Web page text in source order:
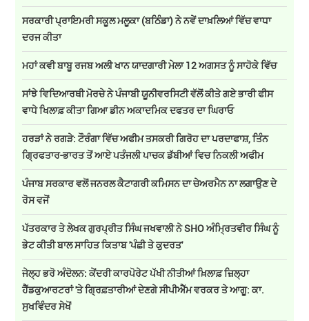
ਸਰਕਾਰੀ ਪ੍ਰਾਇਮਰੀ ਸਕੂਲ ਮਲੂਕਾ (ਬਠਿੰਡਾ) ਨੇ ਨਵੇਂ ਦਾਖ਼ਲਿਆਂ ਵਿੱਚ ਵਾਧਾ
ਦਰਜ ਕੀਤਾ
ਮਹਾਂ ਕਵੀ ਬਾਬੂ ਰਜਬ ਅਲੀ ਖਾਨ ਯਾਦਗਾਰੀ ਮੇਲਾ 12 ਅਗਸਤ ਨੂੰ ਸਾਹੋਕੇ ਵਿੱਚ
ਸਾਂਝੇ ਵਿਦਿਆਰਥੀ ਮੋਰਚੇ ਨੇ ਪੰਜਾਬੀ ਯੂਨੀਵਰਸਿਟੀ ਵੱਲੋਂ ਕੀਤੇ ਗਏ ਭਾਰੀ ਫੀਸ
ਵਾਧੇ ਖਿਲਾਫ਼ ਕੀਤਾ ਗਿਆ ਡੀਨ ਅਕਾਦਮਿਕ ਦਫਤਰ ਦਾ ਘਿਰਾਓ
ਹਰੜਾਂ ਨੇ ਰਗੜੇ: ਟੌਰੰਗਾ ਵਿੱਚ ਅਫੀਮ ਤਸਕਰੀ ਗਿਰੋਹ ਦਾ ਪਰਦਾਫਾਸ਼, ਤਿੰਨ
ਗ੍ਰਿਫਤਾਰ-ਭਾਰਤ ਤੋਂ ਆਏ ਪਤੰਜਲੀ ਪਾਚਕ ਡੱਬੀਆਂ ਵਿਚ ਨਿਕਲੀ ਅਫੀਮ
ਪੰਜਾਬ ਸਰਕਾਰ ਵਲੋਂ ਜਨਰਲ ਕੈਟਾਗਰੀ ਕਮਿਸਨ ਦਾ ਚੇਅਰਮੈਨ ਨਾ ਲਗਾਉਣ ਦੇ
ਰੋਸ ਵਜੋਂ
ਪੱਤਰਕਾਰ ਤੇ ਲੇਖਕ ਗੁਰਪ੍ਰੀਤ ਸਿੰਘ ਜਖਵਾਲੀ ਨੇ SHO ਅੰਮ੍ਰਿਤਵੀਰ ਸਿੰਘ ਨੂੰ
ਭੇਟ ਕੀਤੀ ਬਾਲ ਸਾਹਿਤ ਕਿਤਾਬ 'ਪੰਛੀ ਤੇ ਕੁਦਰਤ'
ਜੇਲ੍ਹ ਭਰੋ ਅੰਦੋਲਨ: ਕੇਂਦਰੀ ਕਾਰਪੋਰੇਟ ਪੱਖੀ ਨੀਤੀਆਂ ਖ਼ਿਲਾਫ਼ ਜ਼ਿਲ੍ਹਾ
ਹੈੱਡਕੁਆਰਟਰਾਂ 'ਤੇ ਗ੍ਰਿਫ਼ਤਾਰੀਆਂ ਦੇਣਗੇ ਸੀਪੀਐੱਮ ਵਰਕਰ ਤੇ ਆਗੂ: ਕਾ.
ਸੁਖਵਿੰਦਰ ਸੇਖੋਂ